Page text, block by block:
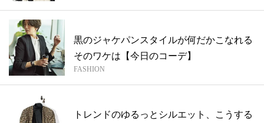
黒のジャケパンスタイルが何だかこなれる
そのワケは【今日のコーデ】
FASHION
トレンドのゆるっとシルエット、こうする